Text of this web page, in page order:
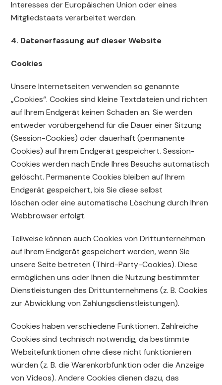
Interesses der Europäischen Union oder eines
Mitgliedstaats verarbeitet werden.
4. Datenerfassung auf dieser Website
Cookies
Unsere Internetseiten verwenden so genannte
„Cookies“. Cookies sind kleine Textdateien und richten
auf Ihrem Endgerät keinen Schaden an. Sie werden
entweder vorübergehend für die Dauer einer Sitzung
(Session-Cookies) oder dauerhaft (permanente
Cookies) auf Ihrem Endgerät gespeichert. Session-
Cookies werden nach Ende Ihres Besuchs automatisch
gelöscht. Permanente Cookies bleiben auf Ihrem
Endgerät gespeichert, bis Sie diese selbst
löschen oder eine automatische Löschung durch Ihren
Webbrowser erfolgt.
Teilweise können auch Cookies von Drittunternehmen
auf Ihrem Endgerät gespeichert werden, wenn Sie
unsere Seite betreten (Third-Party-Cookies). Diese
ermöglichen uns oder Ihnen die Nutzung bestimmter
Dienstleistungen des Drittunternehmens (z. B. Cookies
zur Abwicklung von Zahlungsdienstleistungen).
Cookies haben verschiedene Funktionen. Zahlreiche
Cookies sind technisch notwendig, da bestimmte
Websitefunktionen ohne diese nicht funktionieren
würden (z. B. die Warenkorbfunktion oder die Anzeige
von Videos). Andere Cookies dienen dazu, das